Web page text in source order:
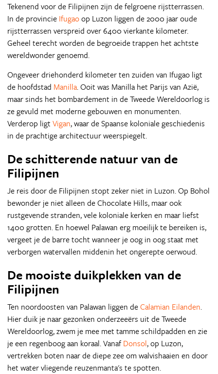
Tekenend voor de Filipijnen zijn de felgroene rijstterrassen.
In de provincie Ifugaoop Luzon liggen de 2000 jaar oude
rijstterrassen verspreid over 6400 vierkante kilometer.
Geheel terecht worden de begroeide trappen het achtste
wereldwonder genoemd.
Ongeveer driehonderd kilometer ten zuiden van Ifugao ligt
de hoofdstad Manilla. Ooit was Manilla het Parijs van Azië,
maar sinds het bombardement in de Tweede Wereldoorlog is
ze gevuld met moderne gebouwen en monumenten.
Verderop ligt Vigan, waar de Spaanse koloniale geschiedenis
in de prachtige architectuur weerspiegelt.
De schitterende natuur van de
Filipijnen
Je reis door de Filipijnen stopt zeker niet in Luzon. Op Bohol
bewonder je niet alleen de Chocolate Hills, maar ook
rustgevende stranden, vele koloniale kerken en maar liefst
1400 grotten. En hoewel Palawan erg moeilijk te bereiken is,
vergeet je de barre tocht wanneer je oog in oog staat met
verborgen watervallen middenin het ongerepte oerwoud.
De mooiste duikplekken van de
Filipijnen
Ten noordoosten van Palawan liggen deCalamian Eilanden.
Hier duik je naar gezonken onderzeeërs uit de Tweede
Wereldoorlog, zwem je mee met tamme schildpadden en zie
je een regenboog aan koraal. VanafDonsol, op Luzon,
vertrekken boten naar de diepe zee om walvishaaien en door
het water vliegende reuzenmanta's te spotten.